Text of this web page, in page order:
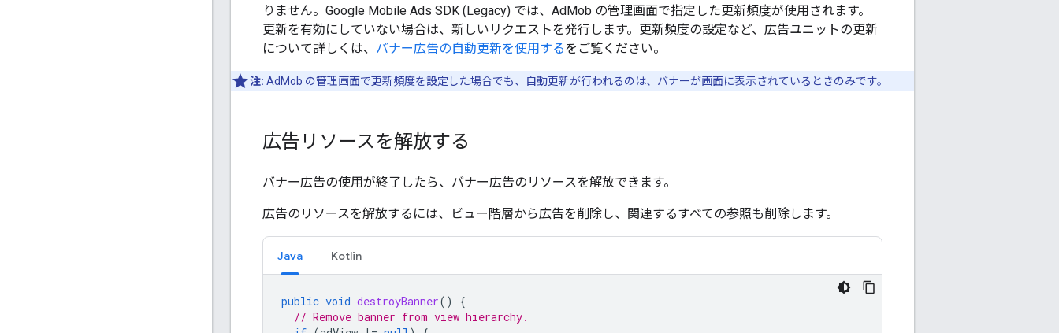
りません。 Google Mobile Ads SDK (Legacy) では、AdMob の管理画面で指定した更新頻度が使用されます。
更新を有効にしていない場合は、新しいリクエストを発行します。更新頻度の設定など、広告ユニットの更新
について詳しくは、 バナー広告の自動更新を使用するをご覧ください。
注: AdMob の管理画面で更新頻度を設定した場合でも、自動更新が行われるのは、バナーが画面に表示されているときのみです。
広告リソースを解放する
バナー広告の使用が終了したら、バナー広告のリソースを解放できます。
広告のリソースを解放するには、ビュー階層から広告を削除し、関連するすべての参照も削除します。
Java Kotlin
public void destroyBanner()
{
// Remove banner from view hierarchy.